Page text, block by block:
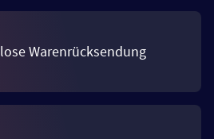
Warenrücksendung